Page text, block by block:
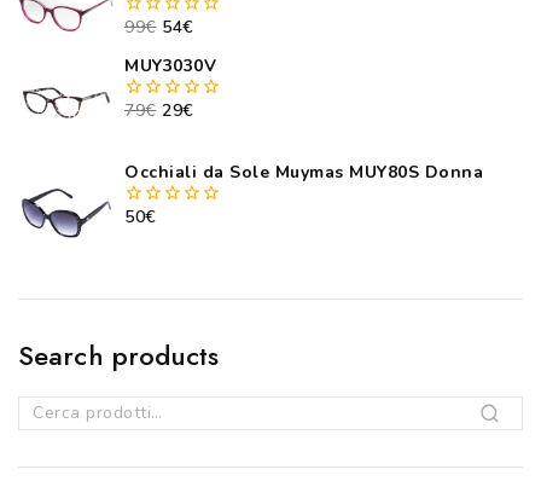
0
of
5
99€ 54€
MUY3030V
0
5
79€ 29€
Occhiali da Sole Muymas MUY80S Donna
0
50€
Search products
CERCA